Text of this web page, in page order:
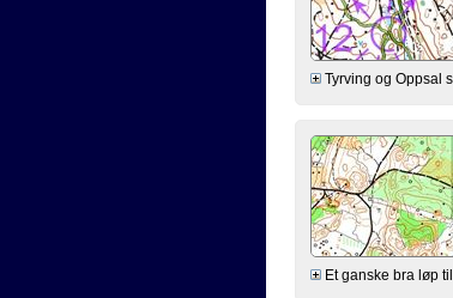
Tyrving og Oppsal
Et ganske bra løp